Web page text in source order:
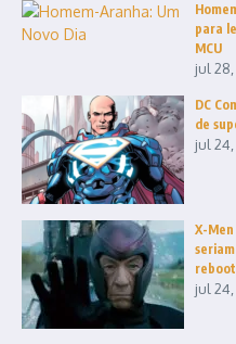
para
MCU
jul
DC
de
jul
X-
reboot
jul